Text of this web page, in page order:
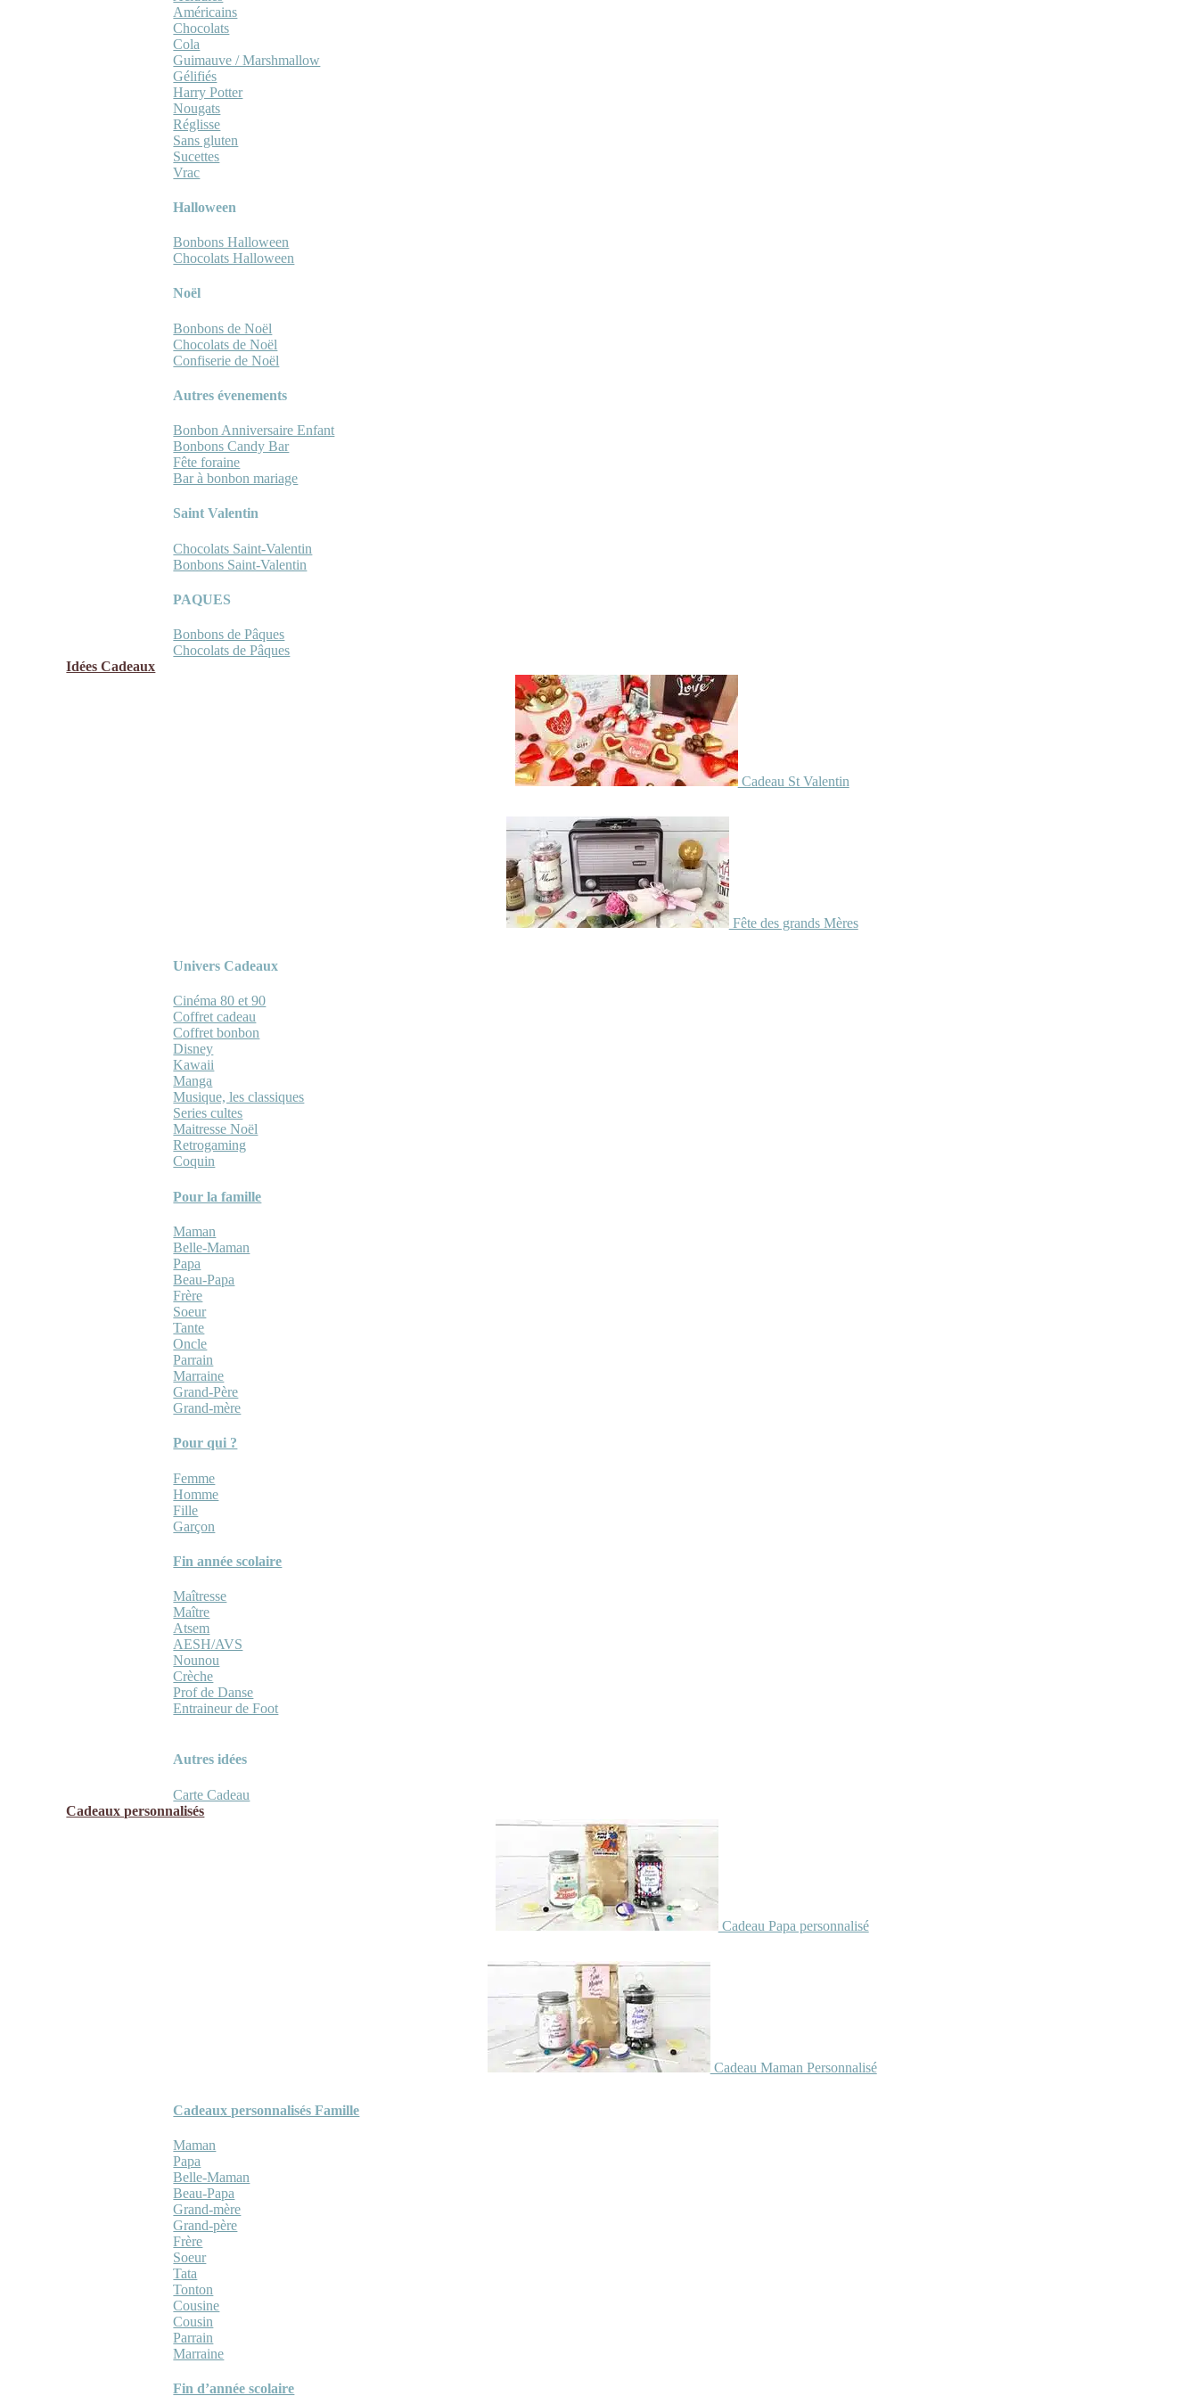
Américains
Chocolats
Cola
Guimauve / Marshmallow
Gélifiés
Harry Potter
Nougats
Réglisse
Sans gluten
Sucettes
Vrac
Halloween
Bonbons Halloween
Chocolats Halloween
Noël
Bonbons de Noël
Chocolats de Noël
Confiserie de Noël
Autres évenements
Bonbon Anniversaire Enfant
Bonbons Candy Bar
Fête foraine
Bar à bonbon mariage
Saint Valentin
Chocolats Saint-Valentin
Bonbons Saint-Valentin
PAQUES
Bonbons de Pâques
Chocolats de Pâques
Idées Cadeaux
Cadeau St Valentin
Fête des grands Mères
Univers Cadeaux
Cinéma 80 et 90
Coffret cadeau
Coffret bonbon
Disney
Kawaii
Manga
Musique, les classiques
Series cultes
Maitresse Noël
Retrogaming
Coquin
Pour la famille
Maman
Belle-Maman
Papa
Beau-Papa
Frère
Soeur
Tante
Oncle
Parrain
Marraine
Grand-Père
Grand-mère
Pour qui ?
Femme
Homme
Fille
Garçon
Fin année scolaire
Maîtresse
Maître
Atsem
AESH/AVS
Nounou
Crèche
Prof de Danse
Entraineur de Foot
Autres idées
Carte Cadeau
Cadeaux personnalisés
Cadeau Papa personnalisé
Cadeau Maman Personnalisé
Cadeaux personnalisés Famille
Maman
Papa
Belle-Maman
Beau-Papa
Grand-mère
Grand-père
Frère
Soeur
Tata
Tonton
Cousine
Cousin
Parrain
Marraine
Fin d’année scolaire